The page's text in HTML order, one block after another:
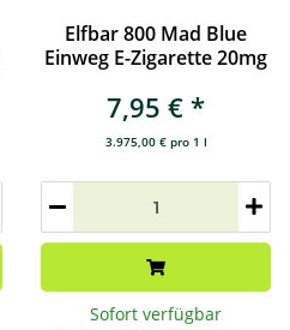
Elfbar 800 Mad Blue
Einweg E-Zigarette 20mg
7,95 € *
3.975,00 € pro 1 l
Sofort verfügbar